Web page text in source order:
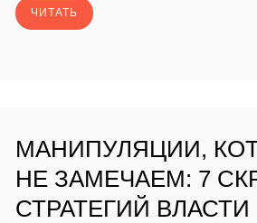
ЧИТАТЬ
МАНИПУЛЯЦИИ,
НЕ ЗАМЕЧАЕМ: 7
СТРАТЕГИЙ ВЛАСТИ